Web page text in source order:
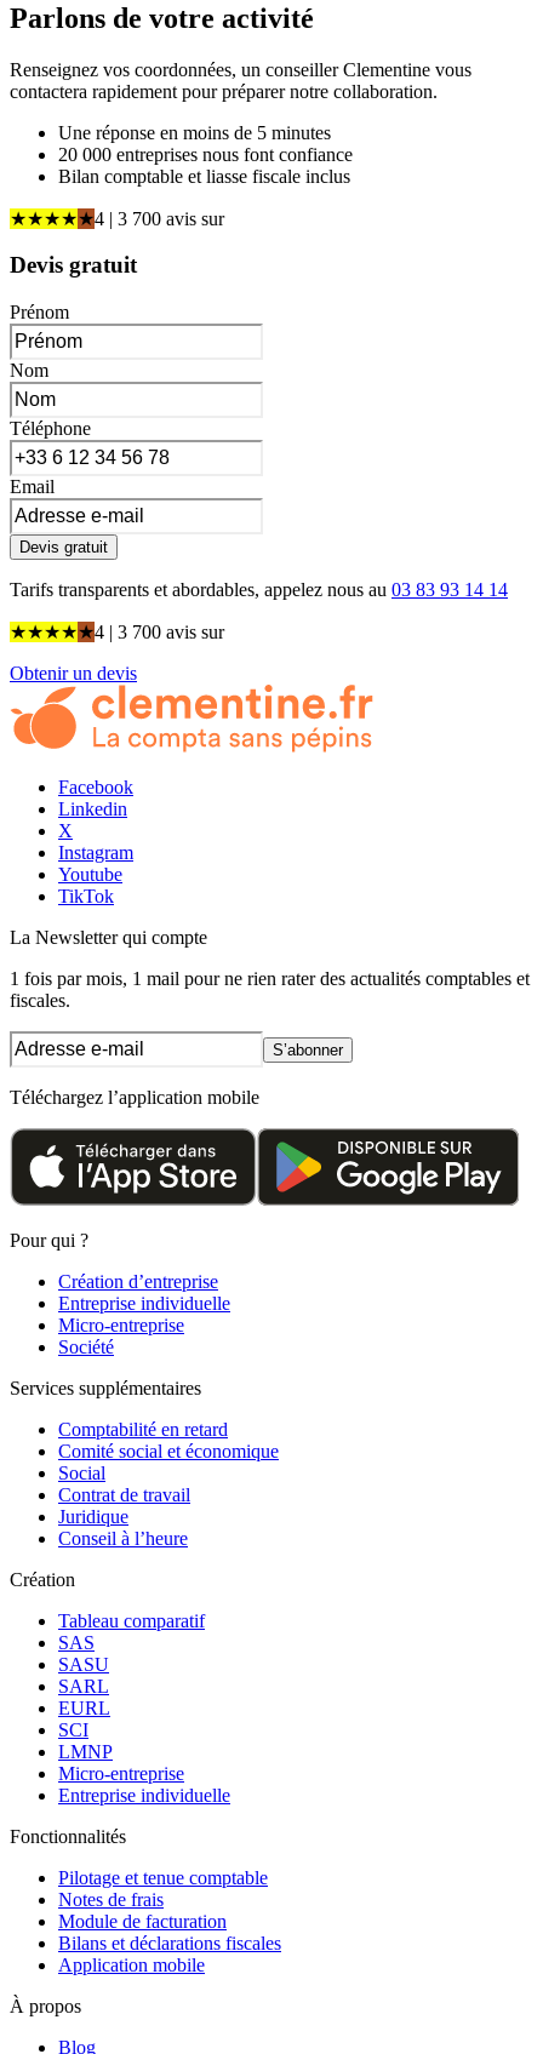
Parlons de votre activité
Renseignez vos coordonnées, un conseiller Clementine vous
contactera rapidement pour préparer notre collaboration.
Une réponse en moins de 5 minutes
20 000 entreprises nous font confiance
Bilan comptable et liasse fiscale inclus
★★★★★4 | 3 700 avis sur
Devis gratuit
Prénom
Nom
Téléphone
Email
Devis gratuit
Tarifs transparents et abordables, appelez nous au 03 83 93 14 14
★★★★★4 | 3 700 avis sur
Obtenir un devis
Facebook
Linkedin
X
Instagram
Youtube
TikTok
La Newsletterqui compte
1 fois par mois, 1 mail pour ne rien rater des actualités comptables et
fiscales.
S’abonner
Téléchargez l’application mobile
Pour qui ?
Création d’entreprise
Entreprise individuelle
Micro-entreprise
Société
Services supplémentaires
Comptabilité en retard
Comité social et économique
Social
Contrat de travail
Juridique
Conseil à l’heure
Création
Tableau comparatif
SAS
SASU
SARL
EURL
SCI
LMNP
Micro-entreprise
Entreprise individuelle
Fonctionnalités
Pilotage et tenue comptable
Notes de frais
Module de facturation
Bilans et déclarations fiscales
Application mobile
À propos
Blog